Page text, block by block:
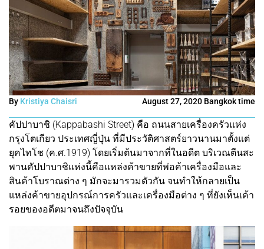
By Kristiya Chaisri August 27, 2020 Bangkok time
คัปปาบาชิ (Kappabashi Street) คือ ถนนสายเครื่องครัวแห่ง
กรุงโตเกียว ประเทศญี่ปุ่น ที่มีประวัติศาสตร์ยาวนานมาตั้งแต่
ยุคไทโช (ค.ศ.1919) โดยเริ่มต้นมาจากที่ในอดีต บริเวณตีนสะ
พานคัปปาบาชิแห่งนี้คือแหล่งค้าขายที่พ่อค้าเครื่องมือและ
สินค้าโบราณต่าง ๆ มักจะมารวมตัวกัน จนทำให้กลายเป็น
แหล่งค้าขายอุปกรณ์การครัวและเครื่องมือต่าง ๆ ที่ยังเห็นเค้า
รอยของอดีตมาจนถึงปัจจุบัน